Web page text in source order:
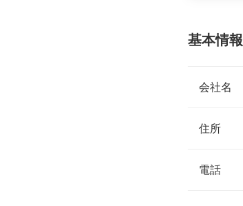
基本情報
会社名
住所
電話